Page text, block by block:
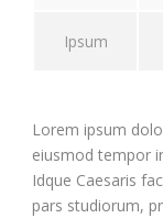
Ipsum
Lorem ipsum
eiusmod tempor
Idque Caesaris
pars studiorum,